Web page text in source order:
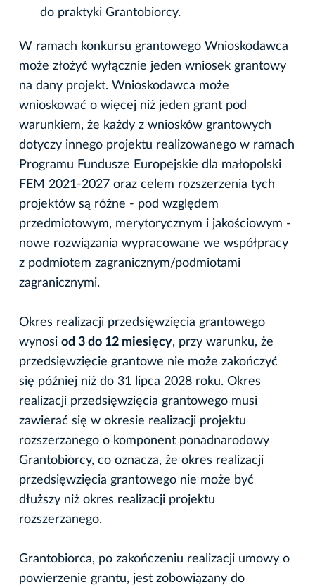
do praktyki Grantobiorcy.
W ramach konkursu grantowego Wnioskodawca
może złożyć wyłącznie jeden wniosek grantowy
na dany projekt. Wnioskodawca może
wnioskować o więcej niż jeden grant pod
warunkiem, że każdy z wniosków grantowych
dotyczy innego projektu realizowanego w ramach
Programu Fundusze Europejskie dla małopolski
FEM 2021-2027 oraz celem rozszerzenia tych
projektów są różne - pod względem
przedmiotowym, merytorycznym i jakościowym -
nowe rozwiązania wypracowane we współpracy
z podmiotem zagranicznym/podmiotami
zagranicznymi.
Okres realizacji przedsięwzięcia grantowego
wynosi od 3 do 12 miesięcy, przy warunku, że
przedsięwzięcie grantowe nie może zakończyć
się później niż do 31 lipca 2028 roku. Okres
realizacji przedsięwzięcia grantowego musi
zawierać się w okresie realizacji projektu
rozszerzanego o komponent ponadnarodowy
Grantobiorcy, co oznacza, że okres realizacji
przedsięwzięcia grantowego nie może być
dłuższy niż okres realizacji projektu
rozszerzanego.
Grantobiorca, po zakończeniu realizacji umowy o
powierzenie grantu, jest zobowiązany do